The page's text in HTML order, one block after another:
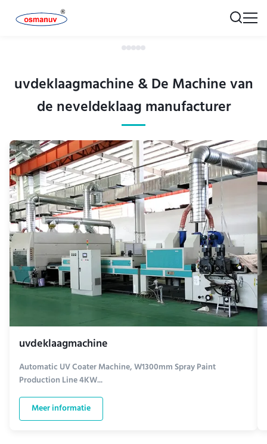
uvdeklaagmachine & De Machine van
de neveldeklaag manufacturer
uvdeklaagmachine
Automatic UV Coater Machine, W1300mm Spray Paint
Production Line 4KW...
Meer informatie